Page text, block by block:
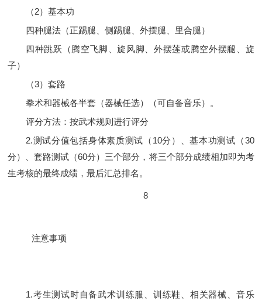
（2）基本功
四种腿法（正踢腿、侧踢腿、外摆腿、里合腿）
四种跳跃（腾空飞脚、旋风脚、外摆莲或腾空外摆腿、旋
子）
（3）套路
拳术和器械各半套（器械任选）（可自备音乐）。
评分方法：按武术规则进行评分
2.测试分值包括身体素质测试（10分）、基本功测试（30
分）、套路测试（60分）三个部分，将三个部分成绩相加即为考
生考核的最终成绩，最后汇总排名。
8
注意事项
1.考生测试时自备武术训练服、训练鞋、相关器械、音乐